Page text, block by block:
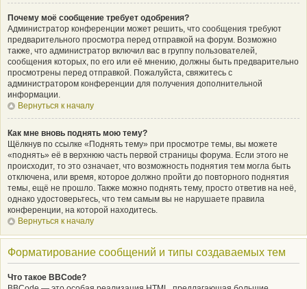
Почему моё сообщение требует одобрения?
Администратор конференции может решить, что сообщения требуют
предварительного просмотра перед отправкой на форум. Возможно
также, что администратор включил вас в группу пользователей,
сообщения которых, по его или её мнению, должны быть предварительно
просмотрены перед отправкой. Пожалуйста, свяжитесь с
администратором конференции для получения дополнительной
информации.
Вернуться к началу
Как мне вновь поднять мою тему?
Щёлкнув по ссылке «Поднять тему» при просмотре темы, вы можете
«поднять» её в верхнюю часть первой страницы форума. Если этого не
происходит, то это означает, что возможность поднятия тем могла быть
отключена, или время, которое должно пройти до повторного поднятия
темы, ещё не прошло. Также можно поднять тему, просто ответив на неё,
однако удостоверьтесь, что тем самым вы не нарушаете правила
конференции, на которой находитесь.
Вернуться к началу
Форматирование сообщений и типы создаваемых тем
Что такое BBCode?